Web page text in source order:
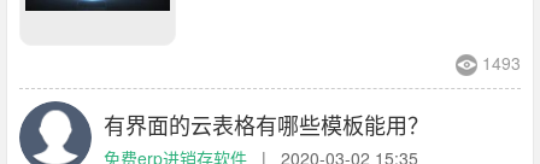
1493
有界面的云表格有哪些模板能用？
免费erp进销存软件 |
2020-03-02 15:35